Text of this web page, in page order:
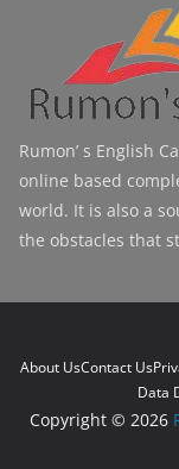
Rumon’ s English
online based
world. It is also a
the obstacles that
About UsContact Us
Data
Copyright © 2026